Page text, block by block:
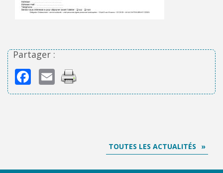
Partager :
Facebook
Email
TOUTES LES ACTUALITÉS